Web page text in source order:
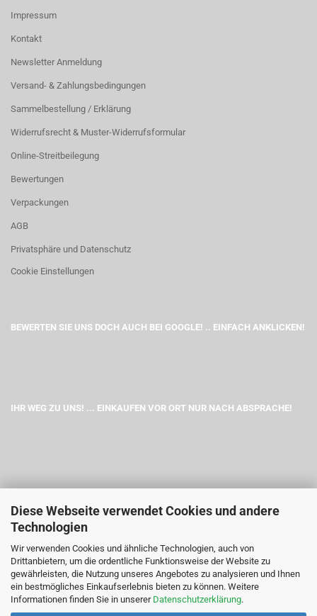
Diese Webseite verwendet Cookies und andere
Technologien
Wir verwenden Cookies und ähnliche Technologien, auch von
Drittanbietern, um die ordentliche Funktionsweise der Website zu
gewährleisten, die Nutzung unseres Angebotes zu analysieren und Ihnen
ein bestmögliches Einkaufserlebnis bieten zu können. Weitere
Informationen finden Sie in unserer Datenschutzerklärung.
Impressum
Kontakt
Newsletter Anmeldung
Versand- & Zahlungsbedingungen
Sammelbestellung / Erklärung
Widerrufsrecht & Muster-Widerrufsformular
Online-Streitbeilegung
Bewertungen
Verpackungen
AGB
Privatsphäre und Datenschutz
Cookie Einstellungen
BEWERTEN SIE UNS DOCH AUCH BEI GOOGLE! .. EINFACH ANKLICKEN!
IHR WEG ZU UNS! ... EINKAUFEN VOR ORT NUR NACH ABSPRACHE!